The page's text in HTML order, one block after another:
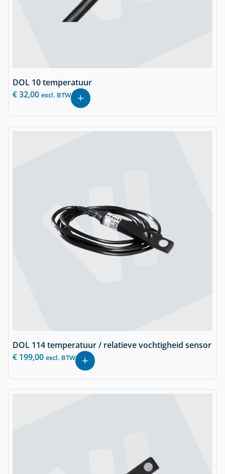
DOL 10 temperatuur
€32,00 excl. BTW
DOL 114 temperatuur / relatieve vochtigheid sensor
€ 199,00 excl. BTW